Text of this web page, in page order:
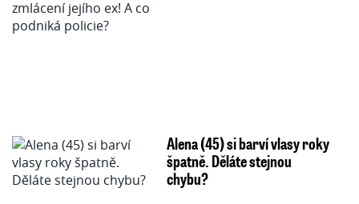
Alena (45) si barví vlasy roky
špatně. Děláte stejnou
chybu?